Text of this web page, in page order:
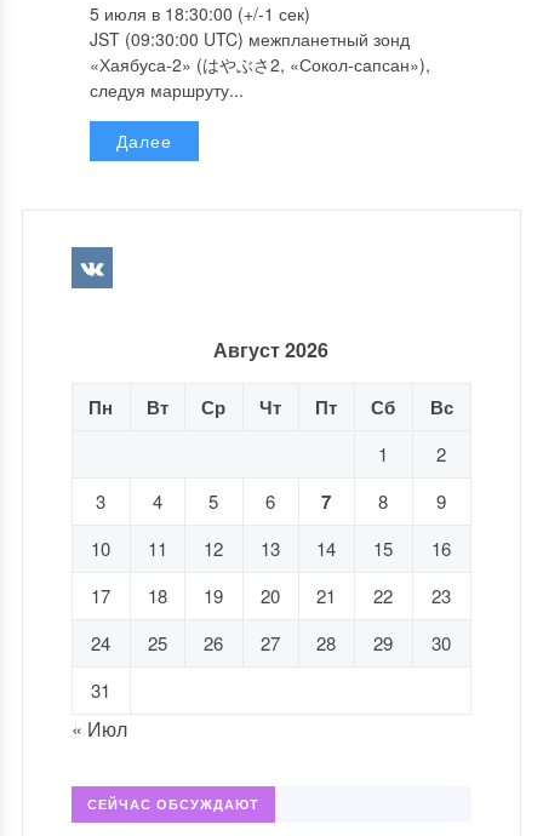
5 июля в 18:30:00 (+/-1 сек)
JST (09:30:00 UTC) межпланетный зонд
«Хаябуса-2» (はやぶさ2, «Сокол-сапсан»),
следуя маршруту...
Далее
Август 2026
Пн Вт Ср Чт Пт Сб Вс
1
2
3
4 5 6 7 8
9
10
11 12 13 14 15
16
17
18 19 20 21 22
23
24
25 26 27 28 29
30
31
« Июл
СЕЙЧАС ОБСУЖДАЮТ